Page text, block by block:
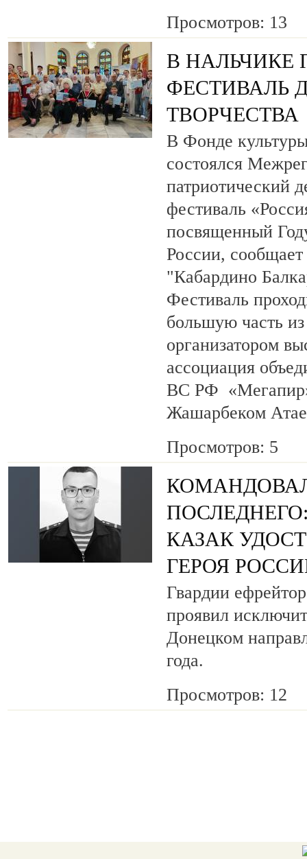
Просмотров: 13
В НАЛЬЧИКЕ
ФЕСТИВАЛЬ
ТВОРЧЕСТВА
В Фонде
состоялся
патриотический
фестиваль
посвященный
России,
"Кабардино
Фестиваль
большую часть
организатором
ассоциация
ВС РФ «Мегапир»
Жашарбеком
Просмотров: 5
КАЗАК
ГЕРОЯ
Гвардии
проявил
Донецком
года.
Просмотров: 12